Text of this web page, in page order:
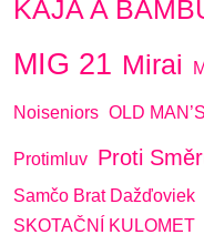
KÁJA A
MIG 21 Mirai
Noiseniors OLD
Protimluv Proti
Samčo Brat Dažďoviek
SKOTAČNÍ KULOMET